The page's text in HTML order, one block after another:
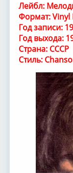
Лейбл:
Формат: Vinyl
Год записи:
Год выхода:
Страна: СССР
Стиль: